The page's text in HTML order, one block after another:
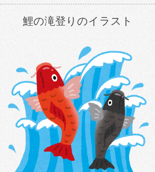
鯉の滝登りのイラスト